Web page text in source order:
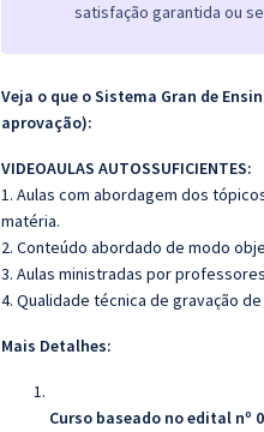
satisfação garantida ou
Veja o que o Sistema Gran de
aprovação):
VIDEOAULAS AUTOSSUFICIENTES:
1. Aulas com abordagem dos
matéria.
2. Conteúdo abordado de modo
3. Aulas ministradas por
4. Qualidade técnica de gravação
Mais Detalhes:
Curso baseado no edital nº